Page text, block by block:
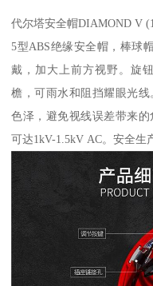
代尔塔安全帽DIAMOND V
5型ABS绝缘安全帽，棒球
戴，加大上前方视野。旋
檐，可雨水和阻挡耀眼光
色泽，避免视线误差带来
可达1kV-1.5kV AC。安全生